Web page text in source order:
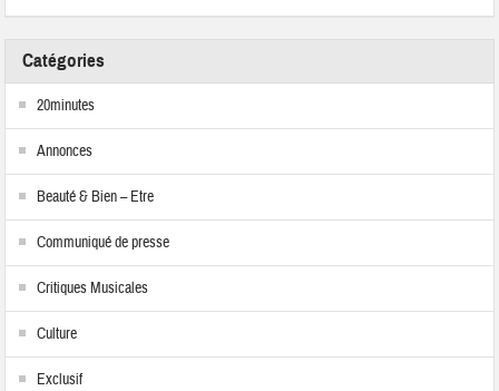
Catégories
20minutes
Annonces
Beauté & Bien – Etre
Communiqué de presse
Critiques Musicales
Culture
Exclusif